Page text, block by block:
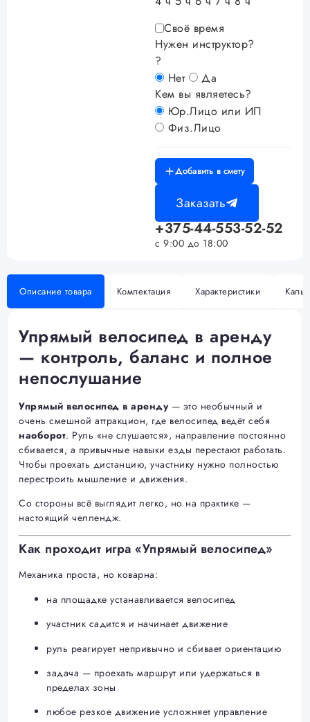
Своё время
Нужен инструктор?
?
Нет
Да
Кем вы являетесь?
Юр.Лицо или ИП
Физ.Лицо
Добавить в смету
Заказать
+375-44-553-52-52
с 9:00 до 18:00
Описание товара Комлектация Характеристики
Упрямый велосипед в аренду
— контроль, баланс и полное
непослушание
Упрямый велосипед в аренду— это необычный и
очень смешной аттракцион, где велосипед ведёт себя
наоборот. Руль «не слушается», направление постоянно
сбивается, а привычные навыки езды перестают работать.
Чтобы проехать дистанцию, участнику нужно полностью
перестроить мышление и движения.
Со стороны всё выглядит легко, но на практике —
настоящий челлендж.
Как проходит игра «Упрямый велосипед»
Механика проста, но коварна:
на площадке устанавливается велосипед
участник садится и начинает движение
руль реагирует непривычно и сбивает ориентацию
задача — проехать маршрут или удержаться в
пределах зоны
любое резкое движение усложняет управление